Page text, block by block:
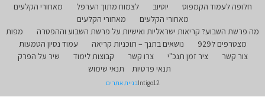
חלופה לעמוד הקמפוס
יוטיוב לצמוח מתוך הערפל
מאחורי הקלעים
מאחורי הקלעים
מאחורי הקלעים
מה פרשת השבוע? קריאות ישראליות ואישיות על פרשת השבוע וההפטרה
מפות
מצטרפים ל929
נושאים בתנך – תוכניות קריאה
עמוד נסיון הטמעות
צור קשר
ציר זמן תנכ"י צרו קשר קבוצות לימוד
שיר על הפרק
תנאי פרטיות
תנאי שימוש
Intigo12בניית אתרים